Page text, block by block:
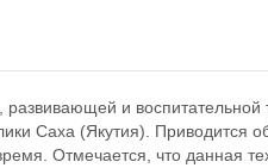
и воспитательной
Саха (Якутия). Приводится
Отмечается, что данная